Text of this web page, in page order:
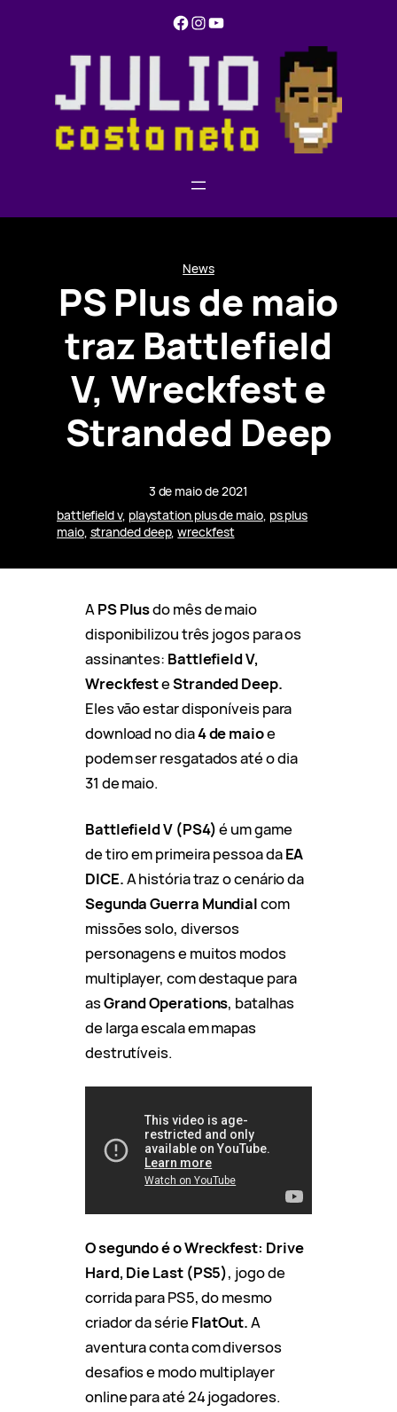
Facebook Instagram YouTube
News
PS Plus de maio
traz Battlefield
V, Wreckfest e
Stranded Deep
3 de maio de 2021
battlefield v, playstation plus de maio, ps plus
maio, stranded deep, wreckfest
APS Plusdo mês de maio
disponibilizou três jogos para os
assinantes: Battlefield V,
WreckfesteStranded Deep.
Eles vão estar disponíveis para
download no dia4 de maioe
podem ser resgatados até o dia
31 de maio.
Battlefield V (PS4)é um game
de tiro em primeira pessoa daEA
DICE.A história traz o cenário da
Segunda Guerra Mundialcom
missões solo, diversos
personagens e muitos modos
multiplayer, com destaque para
asGrand Operations, batalhas
de larga escala em mapas
destrutíveis.
O segundo é o Wreckfest: Drive
Hard, Die Last (PS5), jogo de
corrida para PS5, do mesmo
criador da sérieFlatOut.A
aventura conta com diversos
desafios e modo multiplayer
online para até 24 jogadores.